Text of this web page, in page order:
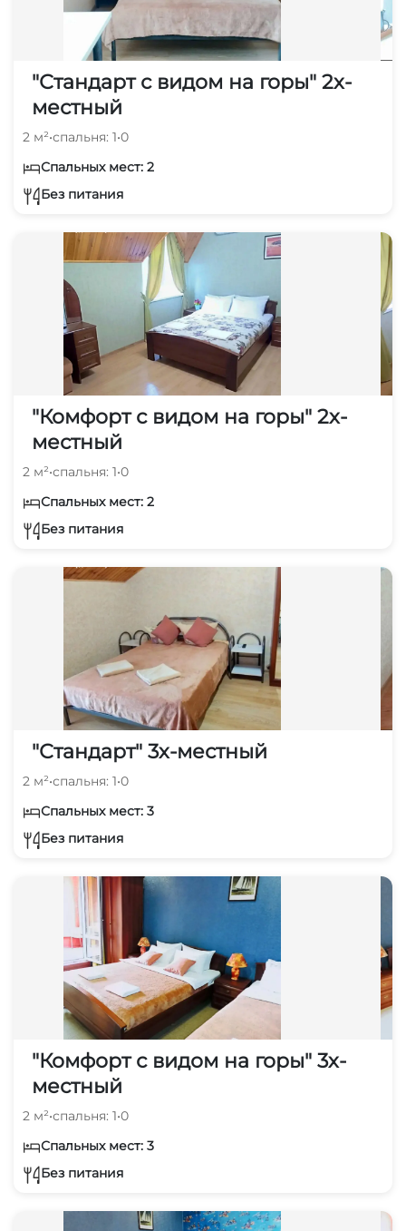
"Стандарт с видом на горы" 2х-
местный
2 м²•спальня: 1•0
Спальных мест: 2
Без питания
"Комфорт с видом на горы" 2х-
местный
2 м²•спальня: 1•0
Спальных мест: 2
Без питания
"Стандарт" 3х-местный
2 м²•спальня: 1•0
Спальных мест: 3
Без питания
"Комфорт с видом на горы" 3х-
местный
2 м²•спальня: 1•0
Спальных мест: 3
Без питания